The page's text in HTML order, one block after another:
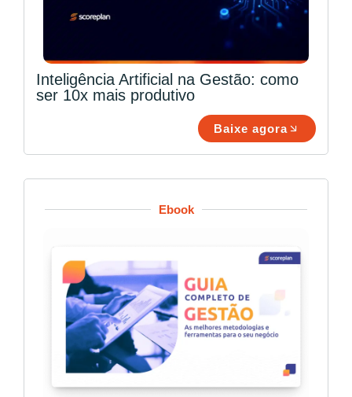
Inteligência Artificial na Gestão: como
ser 10x mais produtivo
Baixe agora
Ebook